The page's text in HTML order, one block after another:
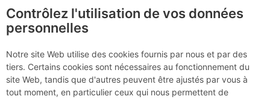
Double couverture de
Des Rails et Dérives
Contrôlez l'utilisation de vos données
personnelles
Notre site Web utilise des cookies fournis par nous et par des
tiers. Certains cookies sont nécessaires au fonctionnement du
site Web, tandis que d'autres peuvent être ajustés par vous à
tout moment, en particulier ceux qui nous permettent de